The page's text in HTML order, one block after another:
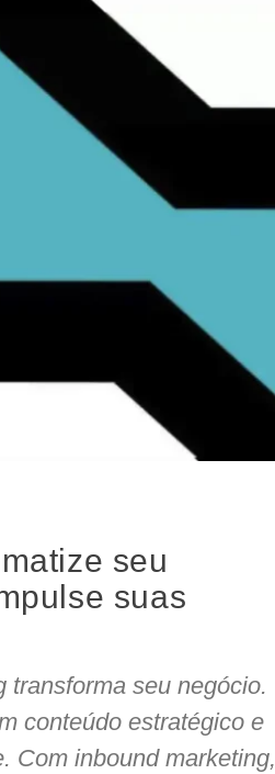
seu
suas
transforma seu negócio.
conteúdo estratégico e
Com inbound marketing,